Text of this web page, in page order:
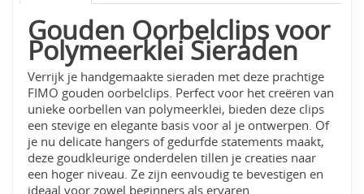
Gouden Oorbelclips voor
Polymeerklei Sieraden
Verrijk je handgemaakte sieraden met deze prachtige
FIMO gouden oorbelclips. Perfect voor het creëren van
unieke oorbellen van polymeerklei, bieden deze clips
een stevige en elegante basis voor al je ontwerpen. Of
je nu delicate hangers of gedurfde statements maakt,
deze goudkleurige onderdelen tillen je creaties naar
een hoger niveau. Ze zijn eenvoudig te bevestigen en
ideaal voor zowel beginners als ervaren